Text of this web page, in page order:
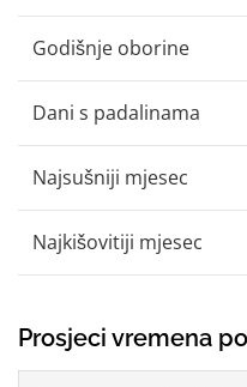
Godišnje oborine
Dani s padalinama
Najsušniji mjesec
Najkišovitiji mjesec
Prosjeci vremena